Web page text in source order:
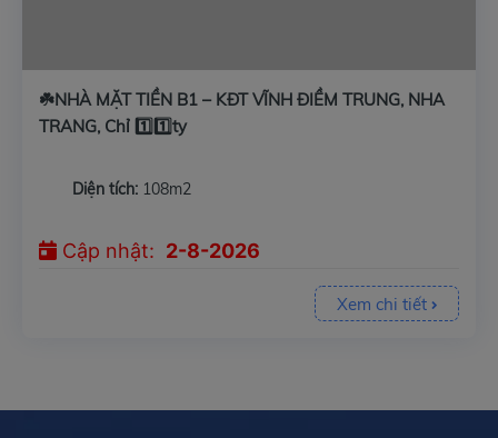
☘️NHÀ MẶT TIỀN B1 – KĐT VĨNH ĐIỀM TRUNG, NHA
TRANG, Chỉ 1️⃣1️⃣ty
Diện tích: 108m2
Cập nhật: 2-8-2026
Xem chi tiết